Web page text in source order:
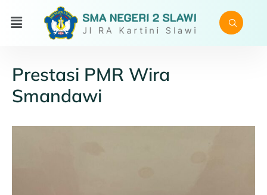
Prestasi PMR Wira
Smandawi